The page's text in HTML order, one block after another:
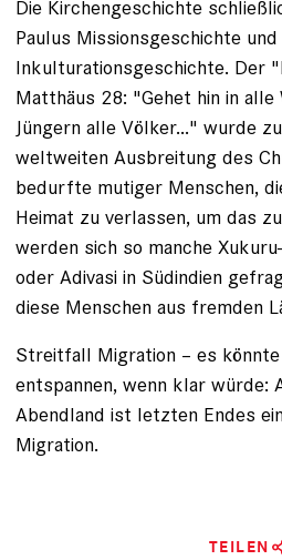
Die Kirchengeschichte
Paulus Missionsgeschichte
Inkulturationsgeschichte. Der
Matthäus 28: "Gehet hin in
Jüngern alle Völker..." wurde
weltweiten Ausbreitung des
bedurfte mutiger Menschen,
Heimat zu verlassen, um das
werden sich so manche
oder Adivasi in Südindien
diese Menschen aus fremden
Streitfall Migration – es
entspannen, wenn klar würde:
Abendland ist letzten Endes
Migration.
TEILEN